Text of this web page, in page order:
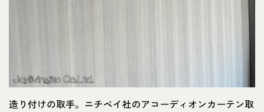
造り付けの取手。ニチベイ社のアコーディオンカーテン取